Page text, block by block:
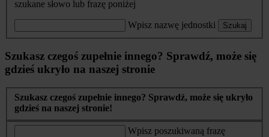
szukane słowo lub frazę poniżej
Wpisz nazwę jednostki Szukaj
Szukasz czegoś zupełnie innego? Sprawdź, może się
gdzieś ukryło na naszej stronie
Szukasz czegoś zupełnie innego? Sprawdź, może się ukryło
gdzieś na naszej stronie!
Wpisz poszukiwaną frazę